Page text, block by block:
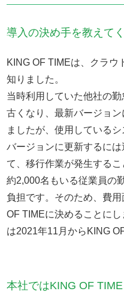
導入の決め手を教えてく
KING OF TIMEは、クラウ
知りました。
当時利用していた他社の
古くなり、最新バージョ
ましたが、使用している
バージョンに更新するに
て、移行作業が発生するこ
約2,000名もいる従業員の
負担です。そのため、費
OF TIMEに決めることに
は2021年11月からKING
本社ではKING OF